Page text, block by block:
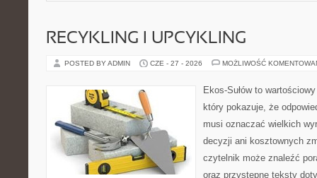
RECYKLING I UPCYKLING
POSTED BY ADMIN CZE - 27 - 2026 MOŻLIWOŚĆ
Ekos-Sułów to
który pokazuje, że
musi oznaczać wielkich
decyzji ani kosztownych
czytelnik może znaleźć
oraz przystępne teksty